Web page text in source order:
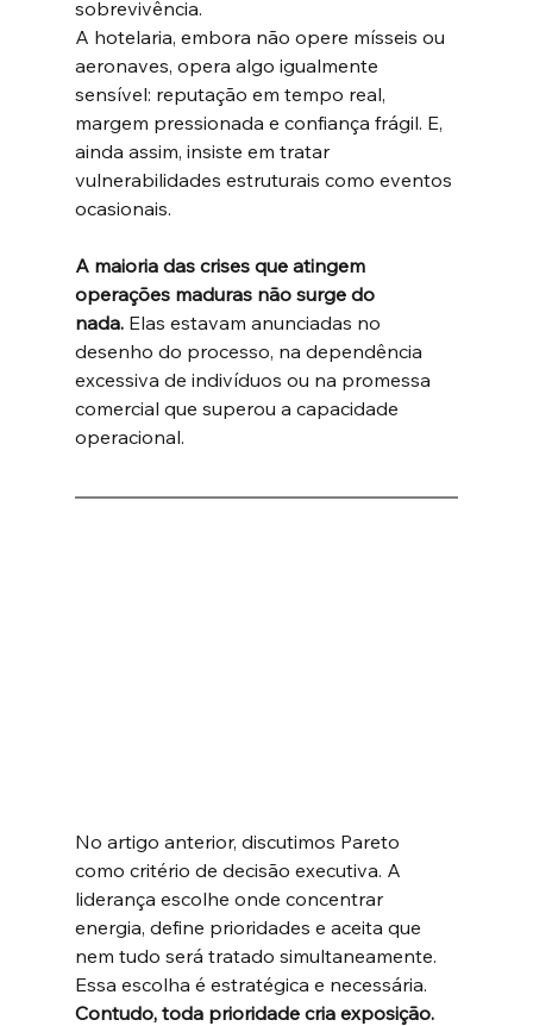
sobrevivência.
A hotelaria, embora não opere mísseis ou
aeronaves, opera algo igualmente
sensível: reputação em tempo real,
margem pressionada e confiança frágil. E,
ainda assim, insiste em tratar
vulnerabilidades estruturais como eventos
ocasionais.
A maioria das crises que atingem
operações maduras não surge do
nada. Elas estavam anunciadas no
desenho do processo, na dependência
excessiva de indivíduos ou na promessa
comercial que superou a capacidade
operacional.
No artigo anterior, discutimos Pareto
como critério de decisão executiva. A
liderança escolhe onde concentrar
energia, define prioridades e aceita que
nem tudo será tratado simultaneamente.
Essa escolha é estratégica e necessária.
Contudo, toda prioridade cria exposição.